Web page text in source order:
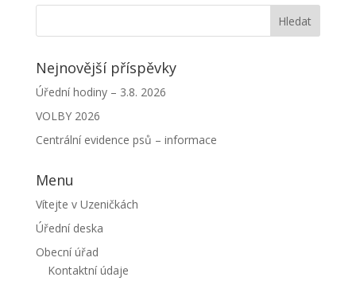
Nejnovější příspěvky
Úřední hodiny – 3.8. 2026
VOLBY 2026
Centrální evidence psů – informace
Menu
Vítejte v Uzeničkách
Úřední deska
Obecní úřad
Kontaktní údaje